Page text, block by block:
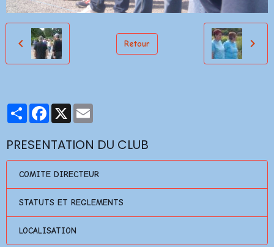
Retour
PartagerFacebook
X
PRESENTATION DU CLUB
COMITE DIRECTEUR
STATUTS ET REGLEMENTS
LOCALISATION